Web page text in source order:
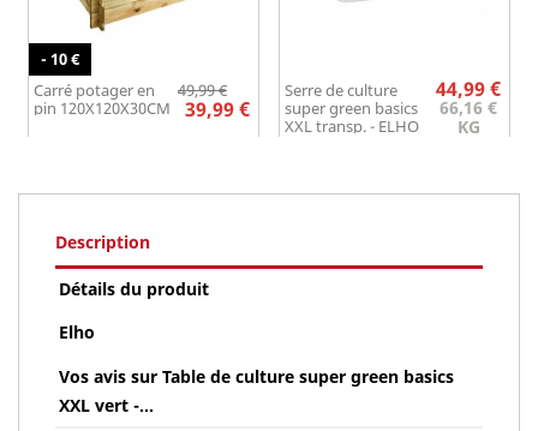
Carré potager en
pin 120X120X30CM
Prix
- 10 €
Prix
de
base
49,99 €
39,99 €
Serre de culture
super green basics
XXL transp. - ELHO
Prix
44,99 €
66,16 €
KG
Description
Détails du produit
Elho
Vos avis sur Table de culture super green basics
XXL vert -...